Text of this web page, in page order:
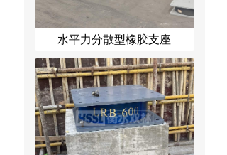
水平力分散型橡胶支座